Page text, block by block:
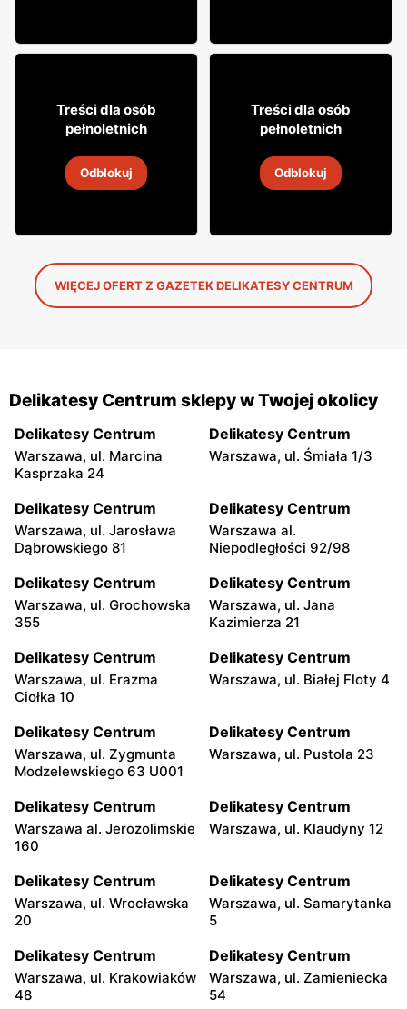
5 79
19 sie 2026
Treści dla osób
pełnoletnich
Odblokuj
9 99
19 sie 2026
Treści dla osób
pełnoletnich
Odblokuj
WIĘCEJ OFERT Z GAZETEK DELIKATESY CENTRUM
Delikatesy Centrum sklepy w Twojej okolicy
Delikatesy Centrum
Warszawa, ul. Marcina
Kasprzaka 24
Delikatesy Centrum
Warszawa, ul. Śmiała 1/3
Delikatesy Centrum
Warszawa, ul. Jarosława
Dąbrowskiego 81
Delikatesy Centrum
Warszawa al.
Niepodległości 92/98
Delikatesy Centrum
Warszawa, ul. Grochowska
355
Delikatesy Centrum
Warszawa, ul. Jana
Kazimierza 21
Delikatesy Centrum
Warszawa, ul. Erazma
Ciołka 10
Delikatesy Centrum
Warszawa, ul. Białej Floty 4
Delikatesy Centrum
Warszawa, ul. Zygmunta
Modzelewskiego 63 U001
Delikatesy Centrum
Warszawa, ul. Pustola 23
Delikatesy Centrum
Warszawa al. Jerozolimskie
160
Delikatesy Centrum
Warszawa, ul. Klaudyny 12
Delikatesy Centrum
Warszawa, ul. Wrocławska
20
Delikatesy Centrum
Warszawa, ul. Samarytanka
5
Delikatesy Centrum
Warszawa, ul. Krakowiaków
48
Delikatesy Centrum
Warszawa, ul. Zamieniecka
54